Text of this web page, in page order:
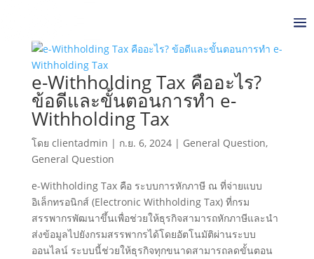
e-Withholding Tax คืออะไร?
ข้อดีและขั้นตอนการทำ e-
Withholding Tax
โดย clientadmin | ก.ย. 6, 2024| General Question,
General Question
e-Withholding Tax คือ ระบบการหักภาษี ณ ที่จ่ายแบบ
อิเล็กทรอนิกส์ (Electronic Withholding Tax) ที่กรม
สรรพากรพัฒนาขึ้นเพื่อช่วยให้ธุรกิจสามารถหักภาษีและนำ
ส่งข้อมูลไปยังกรมสรรพากรได้โดยอัตโนมัติผ่านระบบ
ออนไลน์ ระบบนี้ช่วยให้ธุรกิจทุกขนาดสามารถลดขั้นตอน